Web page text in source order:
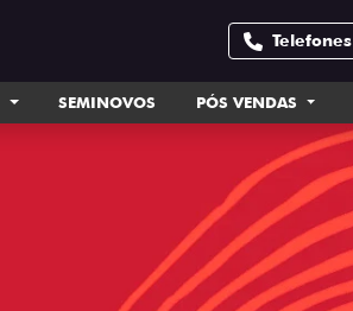
Telefones
SEMINOVOS PÓS VENDAS